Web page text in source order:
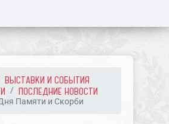
ВЫСТАВКИ И СОБЫТИЯ
ПОСЛЕДНИЕ НОВОСТИ
Памяти и Скорби